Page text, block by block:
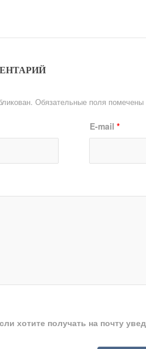
Обязательные поля помечены
E-mail *
хотите получать на почту